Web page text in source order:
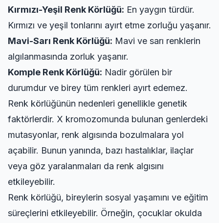
Kırmızı-Yeşil Renk Körlüğü: En yaygın türdür.
Kırmızı ve yeşil tonlarını ayırt etme zorluğu yaşanır.
Mavi-Sarı Renk Körlüğü: Mavi ve sarı renklerin
algılanmasında zorluk yaşanır.
Komple Renk Körlüğü: Nadir görülen bir
durumdur ve birey tüm renkleri ayırt edemez.
Renk körlüğünün nedenleri genellikle genetik
faktörlerdir. X kromozomunda bulunan genlerdeki
mutasyonlar, renk algısında bozulmalara yol
açabilir. Bunun yanında, bazı hastalıklar, ilaçlar
veya göz yaralanmaları da renk algısını
etkileyebilir.
Renk körlüğü, bireylerin sosyal yaşamını ve eğitim
süreçlerini etkileyebilir. Örneğin, çocuklar okulda